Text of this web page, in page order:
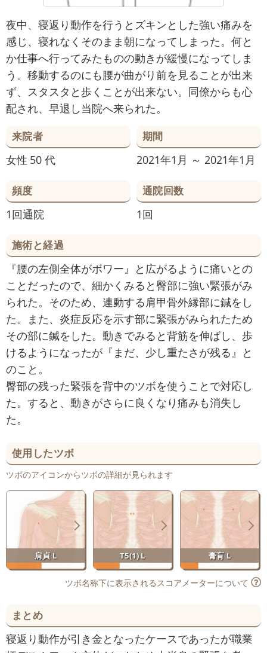
夜中、寝返り動作を行うとズキンとした強い痛みを
感じ、寝れなくそのまま朝になってしまった。何と
か仕事へ行ってみたものの動きが緩慢になってしま
う。移動するのにも腰が曲がり前を見ることが出来
ず、スタスタと歩くことが出来ない。同僚からも心
配され、早退し当院へ来られた。
来院者
女性 50 代
期間
2021年1月 ～ 2021年1月
頻度
1回通院
通院回数
1回
施術と経過
『腰の左側全体がボワー』と広がるように痛いとの
ことだったので、細かくみると臀部に強い緊張がみ
られた。そのため、連動する肩甲骨外縁部に鍼をし
た。また、炎症反応を示す部に緊張がみられたため
その部に鍼をした。動きでみると背筋を伸ばし、歩
けるようになったが『まだ、少し重たさが残る』と
のこと。
臀部の残った緊張を背中のツボを使うことで対応し
た。すると、動きがさらに良くなり痛みも消失し
た。
使用したツボ
ツボのアイコンからツボの詳細が見られます
肩貞 L T5(1) L 膏肓 L
ツボ名称下に表示されるスコアメーターについて
まとめ
寝返り動作が引き金となったケースであったが職業